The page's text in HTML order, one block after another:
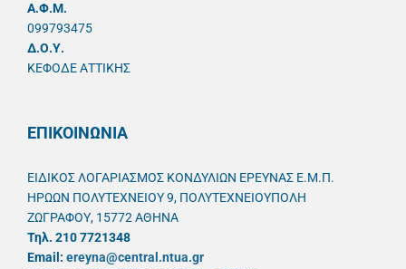
A.Φ.Μ.
099793475
Δ.Ο.Υ.
ΚΕΦΟΔΕ ΑΤΤΙΚΗΣ
ΕΠΙΚΟΙΝΩΝΙΑ
ΕΙΔΙΚΟΣ ΛΟΓΑΡΙΑΣΜΟΣ ΚΟΝΔΥΛΙΩΝ ΕΡΕΥΝΑΣ Ε.Μ.Π.
ΗΡΩΩΝ ΠΟΛΥΤΕΧΝΕΙΟΥ 9, ΠΟΛΥΤΕΧΝΕΙΟΥΠΟΛΗ
ΖΩΓΡΑΦΟΥ, 15772 ΑΘΗΝΑ
Τηλ. 210 7721348
Email: ereyna@central.ntua.gr